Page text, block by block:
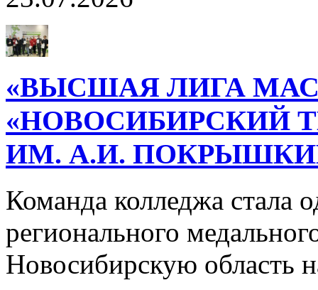
«ВЫСШАЯ ЛИГА
«НОВОСИБИРСКИЙ
ИМ. А.И.
Команда колледжа стала
регионального
Новосибирскую область